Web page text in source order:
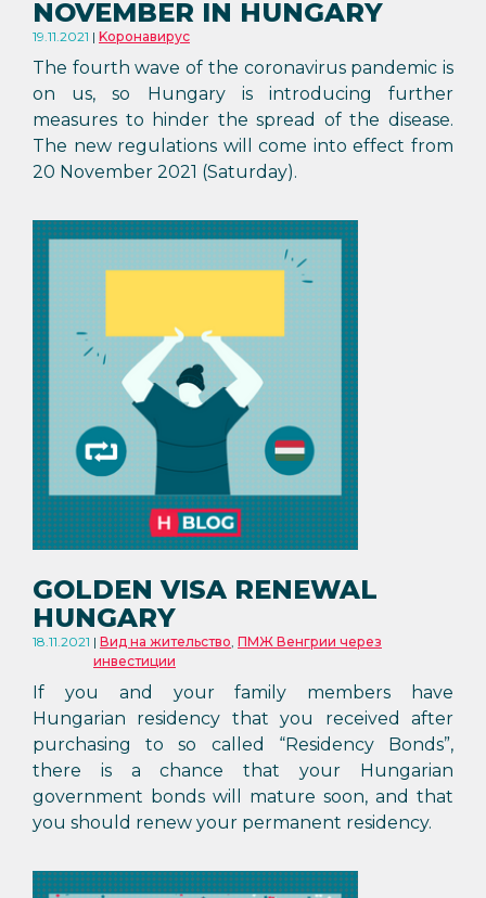
NOVEMBER IN HUNGARY
19.11.2021 Kоронавирус
The fourth wave of the coronavirus pandemic is
on us, so Hungary is introducing further
measures to hinder the spread of the disease.
The new regulations will come into effect from
20 November 2021 (Saturday).
GOLDEN VISA RENEWAL
HUNGARY
18.11.2021 Вид на жительство, ПМЖ Венгрии через
инвестиции
If you and your family members have
Hungarian residency that you received after
purchasing to so called “Residency Bonds”,
there is a chance that your Hungarian
government bonds will mature soon, and that
you should renew your permanent residency.